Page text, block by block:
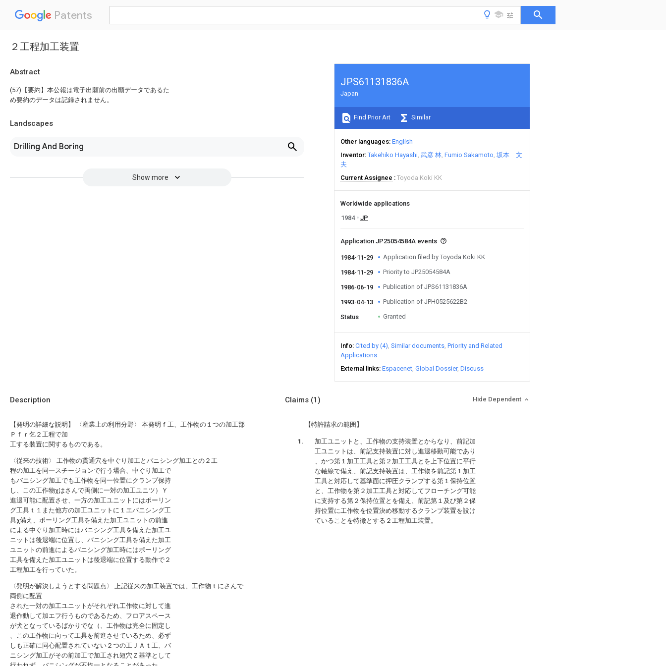
Patents
２工程加工装置
Abstract
(57)【要約】本公報は電子出願前の出願データであるた
め要約のデータは記録されません。
Landscapes
Drilling And Boring
Show more
JPS61131836A
Japan
Find Prior Art Similar
Other languages English
Inventor Takehiko Hayashi 武彦 林 Fumio Sakamoto 坂本 文
夫
Current Assignee
Toyoda Koki KK
Worldwide applications
1984
JP
Application JP25054584A events
1984-11-29 Application filed by Toyoda Koki KK
1984-11-29 Priority to JP25054584A
1986-06-19 Publication of JPS61131836A
1993-04-13 Publication of JPH0525622B2
Status Granted
Info Cited by (4) Similar documents Priority and Related
Applications
External links Espacenet Global Dossier Discuss
Description
【発明の詳細な説明】 〈産業上の利用分野〉 本発明ｆ工、工作物の１つの加工部
Ｐｆｒ乞２工程で加
工する装置に関するものである。
〈従来の技術〉 工作物の貫通穴を中ぐり加工とバニシング加工との２工
程の加工を同一スチージョンで行う場合、中ぐり加工で
もバニシング加工でも工作物を同一位置にクランプ保持
し、この工作物χはさんで両側に一対の加工ユニツ）Ｙ
進退可能に配置させ、一方の加工ユニットにはポーリン
グ工具ｔ１また他方の加工ユニットに１エバニシング工
具χ備え、ポーリング工具を備えた加工ユニットの前進
による中ぐり加工時にはバニシング工具を備えた加工ユ
ニットは後退端に位置し、バニシング工具を備えた加工
ユニットの前進によるバニシング加工時にはポーリング
工具を備えた加工ユニットは後退端に位置する動作で２
工程加工を行っていた。
〈発明が解決しようとする問題点〉 上記従来の加工装置では、工作物ｔにさんで
両側に配置
された一対の加工ユニットがそれぞれ工作物に対して進
退作動して加エフ行うものであるため、フロアスペース
が犬となっているばかりでな（、工作物は完全に固定し
、この工作物に向って工具を前進させているため、必ず
しも正確に同心配置されていない２つの工ＪＡｔ工、バ
ニシング加工がその前加工で加工され短穴Ｚ基準として
Claims (1) Hide Dependent
【特許請求の範囲】
加工ユニットと、工作物の支持装置とからなり、前記加
工ユニットは、前記支持装置に対し進退移動可能であり
、かつ第１加工工具と第２加工工具とを上下位置に平行
な軸線で備え、前記支持装置は、工作物を前記第１加工
工具と対応して基準面に押圧クランプする第１保持位置
と、工作物を第２加工工具と対応してフローチング可能
に支持する第２保持位置とを備え、前記第１及び第２保
持位置に工作物を位置決め移動するクランプ装置を設け
ていることを特徴とする２工程加工装置。